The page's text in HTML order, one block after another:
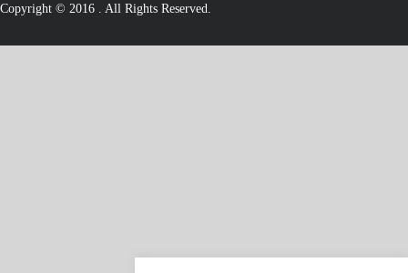
Copyright © 2016 . All Rights Reserved.